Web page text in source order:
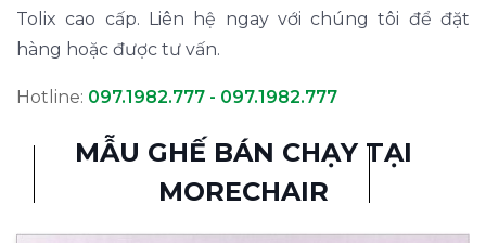
Tolix cao cấp. Liên hệ ngay với chúng tôi để đặt
hàng hoặc được tư vấn.
Hotline: 097.1982.777 - 097.1982.777
MẪU GHẾ BÁN CHẠY TẠI
MORECHAIR